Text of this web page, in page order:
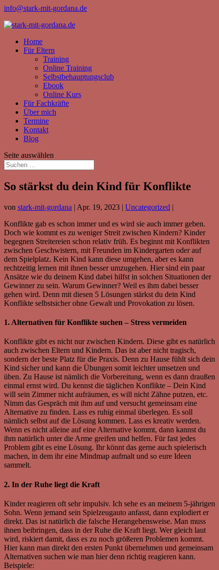
info@stark-mit-gordana.de
Home
Für Eltern
Training
Online Training
Selbstbehauptungsclub
Ebook
Online Kurs
Für Fachkräfte
Über mich
Termine
Kontakt
Blog
Seite auswählen
So stärkst du dein Kind für Konflikte
von stark-mit-gordana | Apr. 19, 2023 | Uncategorized |
Konflikte gab es schon immer und es wird sie auch immer geben.
Doch wie kommt es zu weniger Streit zwischen Kindern? Kinder
begegnen Streitereien schon relativ früh. Es beginnt mit Konflikten
zwischen Geschwistern, mit Freunden im Kindergarten oder auf
dem Spielplatz. Kein Kind kann diese umgehen, aber es kann
rechtzeitig lernen mit ihnen besser umzugehen. Hier sind ein paar
Ansätze wie du deinem Kind dabei hilfst in solchen Situationen der
Gewinner zu sein. Warum Gewinner? Weil es ihm dabei besser
gehen wird. Denn mit diesen 5 Lösungen stärkst du dein Kind
Konflikte selbstsicher ohne Gewalt und Provokation zu lösen.
1. Alternativen für Konflikte suchen – Stress vermeiden
Konflikte gibt es nicht nur zwischen Kindern. Diese gibt es natürlich
auch zwischen Eltern und Kindern. Das ist aber nicht tragisch,
sondern der beste Platz für die Praxis. Denn zu Hause fühlt sich dein
Kind sicher und kann die Übungen somit leichter umsetzen und
üben. Zu Hause ist nämlich die Vorbereitung, wenn es dann draußen
einmal ernst wird. Du kennst die täglichen Konflikte – Dein Kind
will sein Zimmer nicht aufräumen, es will nicht Zähne putzen, etc.
Nimm das Gespräch mit ihm auf und versucht gemeinsam eine
Alternative zu finden. Lass es ruhig einmal überlegen. Es soll
nämlich selbst auf die Lösung kommen. Lass es kreativ werden.
Wenn es nicht alleine auf eine Alternative kommt, dann kannst du
ihm natürlich unter die Arme greifen und helfen. Für fast jedes
Problem gibt es eine Lösung. Ihr könnt das gerne auch spielerisch
machen, in dem ihr eine Mindmap aufmalt und so eure Ideen
sammelt.
2. In der Ruhe liegt die Kraft
Kinder reagieren oft sehr impulsiv. Ich sehe es an meinem 5-jährigen
Sohn. Wenn jemand sein Spielzeugauto anfasst, dann explodiert er
direkt. Das ist natürlich die falsche Herangehensweise. Man muss
ihnen beibringen, dass in der Ruhe die Kraft liegt. Wer gleich laut
wird, riskiert damit, dass es zu noch größeren Problemen kommt.
Hier kann man direkt den ersten Punkt übernehmen und gemeinsam
Alternativen suchen wie man hier denn richtig reagieren kann.
Beispiele: